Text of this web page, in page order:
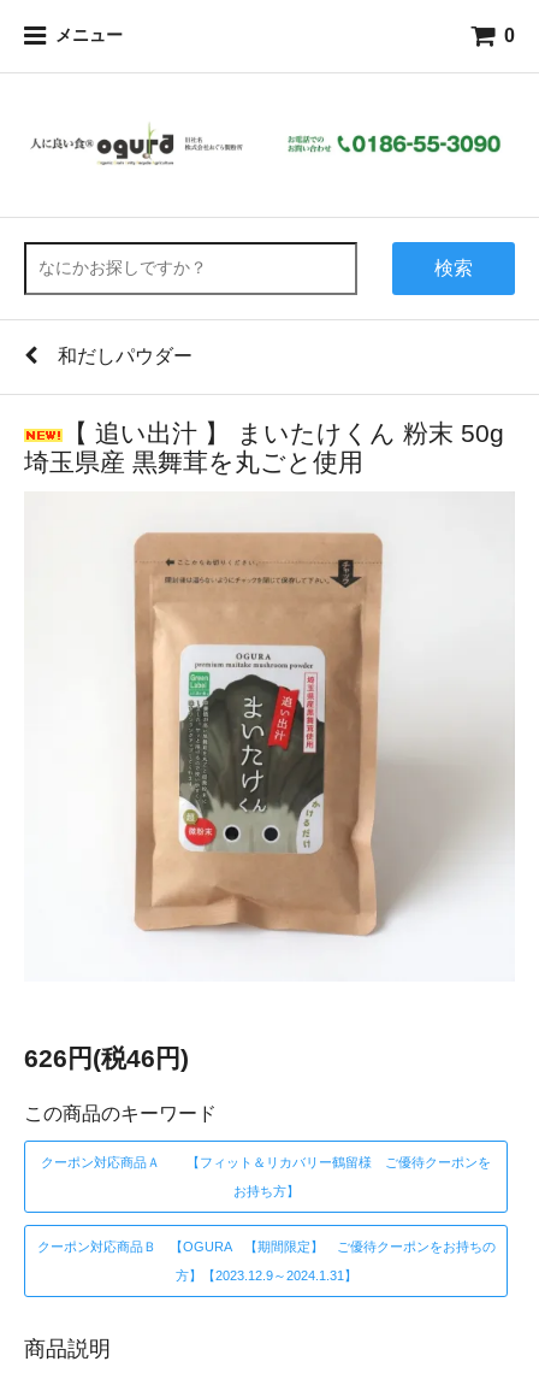
メニュー 0
検索
和だしパウダー
【 追い出汁 】 まいたけくん 粉末 50g
埼玉県産 黒舞茸を丸ごと使用
626円(税46円)
この商品のキーワード
クーポン対応商品Ａ 【フィット＆リカバリー鶴留様 ご優待クーポンを
お持ち方】
クーポン対応商品Ｂ 【OGURA 【期間限定】 ご優待クーポンをお持ちの
方】【2023.12.9～2024.1.31】
商品説明